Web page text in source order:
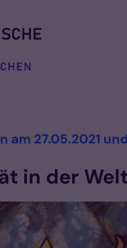
am 27.05.2021 und
in der